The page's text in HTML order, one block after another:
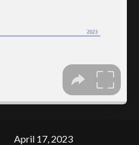
April 17, 2023